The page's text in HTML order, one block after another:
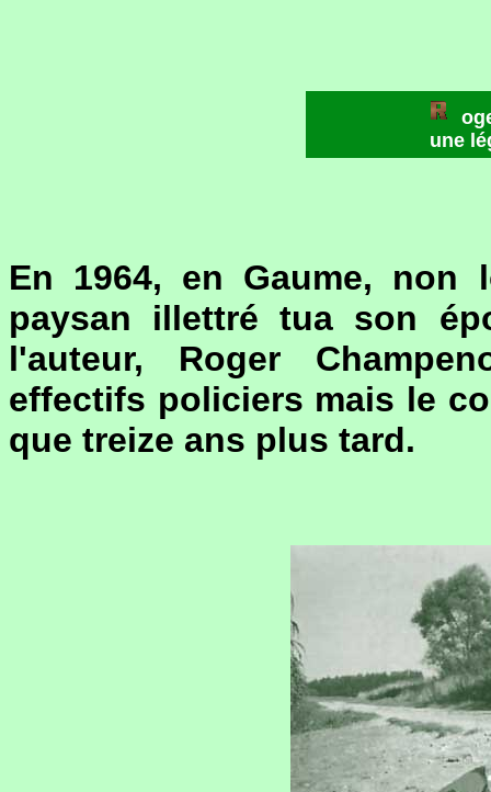
une
En 1964, en Gaume,
paysan illettré tua son
l'auteur, Roger
effectifs policiers mais le
que treize ans plus tard.